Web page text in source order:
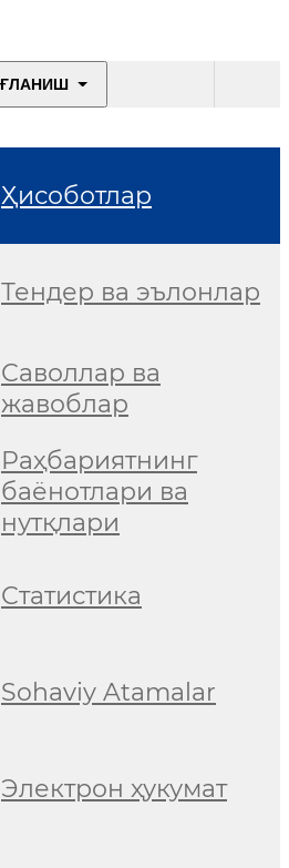
Ҳисоботлар
Тендер ва эълонлар
Саволлар ва
жавоблар
Раҳбариятнинг
баёнотлари ва
нутқлари
Статистика
Sohaviy Atamalar
Электрон ҳукумат